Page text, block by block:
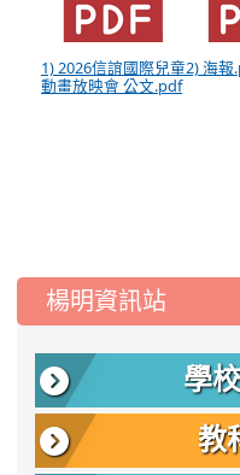
1) 2026信誼國際兒童
動畫放映會 公文.pdf
2) 海報
::: 楊明資訊站
學
教